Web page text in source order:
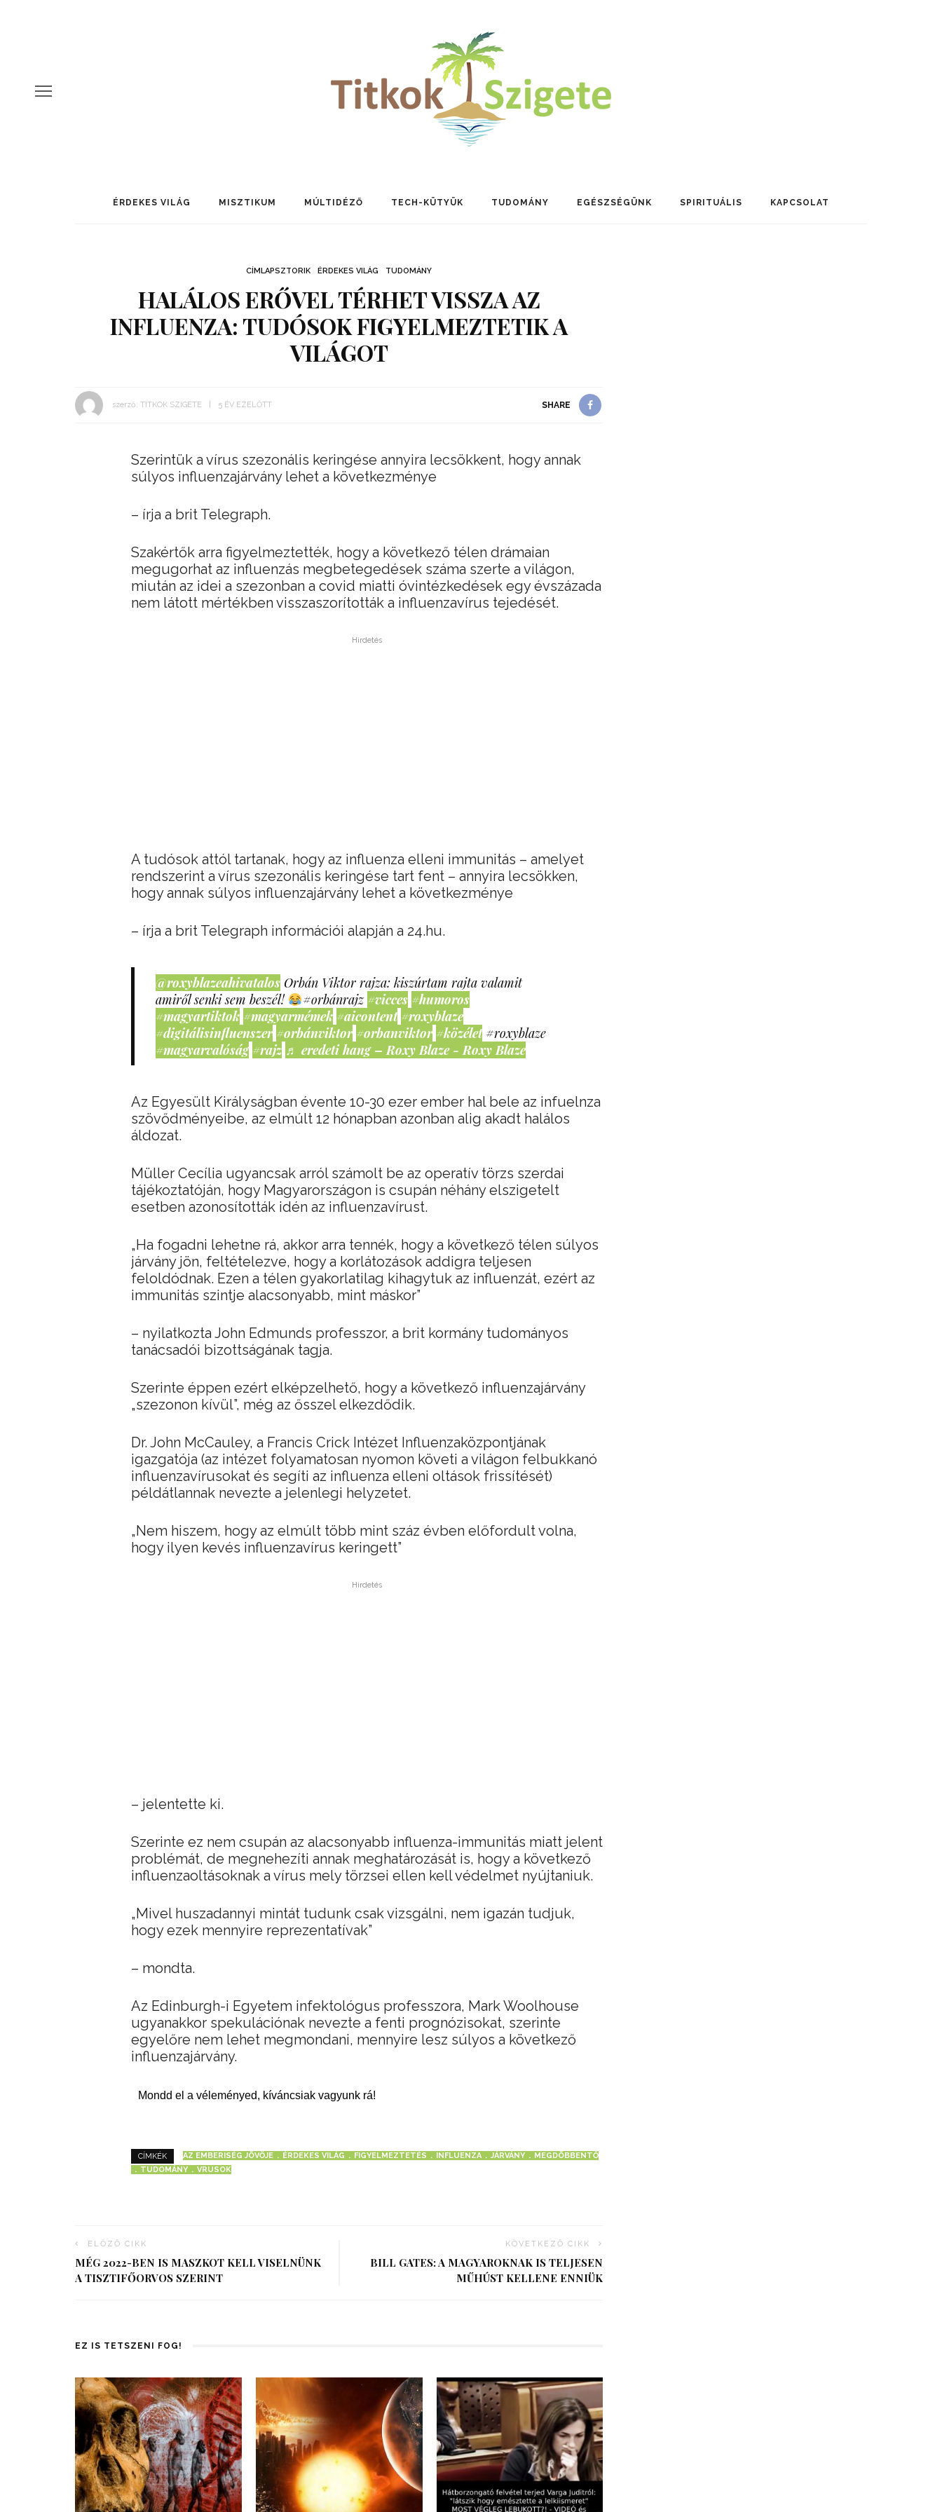
ÉRDEKES VILÁG MISZTIKUM MÚLTIDÉZŐ TECH-KÜTYÜK TUDOMÁNY EGÉSZSÉGÜNK SPIRITUÁLIS KAPCSOLAT
CÍMLAPSZTORIK ÉRDEKES VILÁG TUDOMÁNY
HALÁLOS ERŐVEL TÉRHET VISSZA AZ
INFLUENZA: TUDÓSOK FIGYELMEZTETIK A
VILÁGOT
szerző: TITKOK SZIGETE 5 ÉV EZELŐTT SHARE
Szerintük a vírus szezonális keringése annyira lecsökkent, hogy annak
súlyos influenzajárvány lehet a következménye
– írja a brit Telegraph.
Szakértők arra figyelmeztették, hogy a következő télen drámaian
megugorhat az influenzás megbetegedések száma szerte a világon,
miután az idei a szezonban a covid miatti óvintézkedések egy évszázada
nem látott mértékben visszaszorították a influenzavírus tejedését.
Hirdetés
A tudósok attól tartanak, hogy az influenza elleni immunitás – amelyet
rendszerint a vírus szezonális keringése tart fent – annyira lecsökken,
hogy annak súlyos influenzajárvány lehet a következménye
– írja a brit Telegraph információi alapján a 24.hu.
@roxyblazeahivatalos Orbán Viktor rajza: kiszúrtam rajta valamit
amiről senki sem beszél!
#orbánrajz #vicces #humoros
#magyartiktok #magyarmémek #aicontent #roxyblaze
#digitálisinfluenszer #orbánviktor #orbanviktor #közélet #roxyblaze
#magyarvalóság #rajz ♬ eredeti hang – Roxy Blaze - Roxy Blaze
Az Egyesült Királyságban évente 10-30 ezer ember hal bele az infuelnza
szövődményeibe, az elmúlt 12 hónapban azonban alig akadt halálos
áldozat.
Müller Cecília ugyancsak arról számolt be az operatív törzs szerdai
tájékoztatóján, hogy Magyarországon is csupán néhány elszigetelt
esetben azonosították idén az influenzavírust.
„Ha fogadni lehetne rá, akkor arra tennék, hogy a következő télen súlyos
járvány jön, feltételezve, hogy a korlátozások addigra teljesen
feloldódnak. Ezen a télen gyakorlatilag kihagytuk az influenzát, ezért az
immunitás szintje alacsonyabb, mint máskor”
– nyilatkozta John Edmunds professzor, a brit kormány tudományos
tanácsadói bizottságának tagja.
Szerinte éppen ezért elképzelhető, hogy a következő influenzajárvány
„szezonon kívül”, még az ősszel elkezdődik.
Dr. John McCauley, a Francis Crick Intézet Influenzaközpontjának
igazgatója (az intézet folyamatosan nyomon követi a világon felbukkanó
influenzavírusokat és segíti az influenza elleni oltások frissítését)
példátlannak nevezte a jelenlegi helyzetet.
„Nem hiszem, hogy az elmúlt több mint száz évben előfordult volna,
hogy ilyen kevés influenzavírus keringett”
Hirdetés
– jelentette ki.
Szerinte ez nem csupán az alacsonyabb influenza-immunitás miatt jelent
problémát, de megnehezíti annak meghatározását is, hogy a következő
influenzaoltásoknak a vírus mely törzsei ellen kell védelmet nyújtaniuk.
„Mivel huszadannyi mintát tudunk csak vizsgálni, nem igazán tudjuk,
hogy ezek mennyire reprezentatívak”
– mondta.
Az Edinburgh-i Egyetem infektológus professzora, Mark Woolhouse
ugyanakkor spekulációnak nevezte a fenti prognózisokat, szerinte
egyelőre nem lehet megmondani, mennyire lesz súlyos a következő
influenzajárvány.
Mondd el a véleményed, kíváncsiak vagyunk rá!
CÍMKÉK AZ EMBERISÉG JÖVŐJE ÉRDEKES VILÁG FIGYELMEZTETÉS INFLUENZA JÁRVÁNY
MEGDÖBBENTŐ
TUDOMÁNY
VRUSOK
ELŐZŐ CIKK
MÉG 2022-BEN IS MASZKOT KELL VISELNÜNK
A TISZTIFŐORVOS SZERINT
KÖVETKEZŐ CIKK
BILL GATES: A MAGYAROKNAK IS TELJESEN
MŰHÚST KELLENE ENNIÜK
EZ IS TETSZENI FOG!